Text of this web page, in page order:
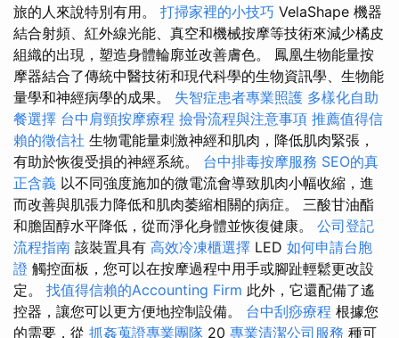
旅的人來說特別有用。 打掃家裡的小技巧 VelaShape 機器
結合射頻、紅外線光能、真空和機械按摩等技術來減少橘皮
組織的出現，塑造身體輪廓並改善膚色。 鳳凰生物能量按
摩器結合了傳統中醫技術和現代科學的生物資訊學、生物能
量學和神經病學的成果。 失智症患者專業照護 多樣化自助
餐選擇 台中肩頸按摩療程 撿骨流程與注意事項 推薦值得信
賴的徵信社 生物電能量刺激神經和肌肉，降低肌肉緊張，
有助於恢復受損的神經系統。 台中排毒按摩服務 SEO的真
正含義 以不同強度施加的微電流會導致肌肉小幅收縮，進
而改善與肌張力降低和肌肉萎縮相關的病症。 三酸甘油酯
和膽固醇水平降低，從而淨化身體並恢復健康。 公司登記
流程指南 該裝置具有 高效冷凍櫃選擇 LED 如何申請台胞
證 觸控面板，您可以在按摩過程中用手或腳趾輕鬆更改設
定。 找值得信賴的Accounting Firm 此外，它還配備了遙
控器，讓您可以更方便地控制設備。 台中刮痧療程 根據您
的需要，從 抓姦蒐證專業團隊 20 專業清潔公司服務 種可